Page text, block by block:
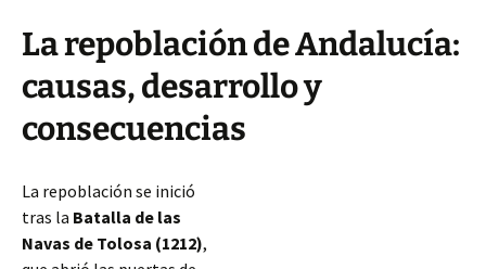
La repoblación de Andalucía:
causas, desarrollo y
consecuencias
La repoblación se inició
tras la Batalla de las
Navas de Tolosa (1212),